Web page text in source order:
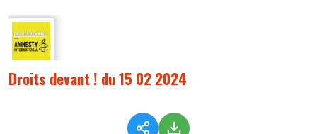
Droits devant ! du 15 02 2024